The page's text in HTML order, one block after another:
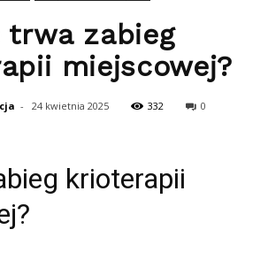
trwa zabieg
miejscowej?
- 24 kwietnia 2025 332 0
krioterapii